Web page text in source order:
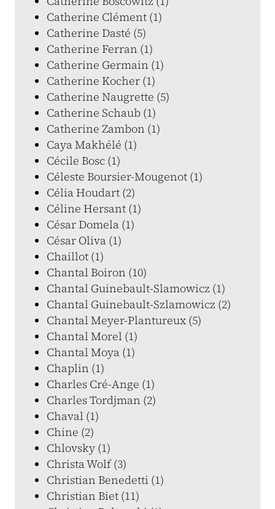
Catherine Clément (1)
Catherine Dasté (5)
Catherine Ferran (1)
Catherine Germain (1)
Catherine Kocher (1)
Catherine Naugrette (5)
Catherine Schaub (1)
Catherine Zambon (1)
Caya Makhélé (1)
Cécile Bosc (1)
Céleste Boursier-Mougenot (1)
Célia Houdart (2)
Céline Hersant (1)
César Domela (1)
César Oliva (1)
Chaillot (1)
Chantal Boiron (10)
Chantal Guinebault-Slamowicz (1)
Chantal Guinebault-Szlamowicz (2)
Chantal Meyer-Plantureux (5)
Chantal Morel (1)
Chantal Moya (1)
Chaplin (1)
Charles Cré-Ange (1)
Charles Tordjman (2)
Chaval (1)
Chine (2)
Chlovsky (1)
Christa Wolf (3)
Christian Benedetti (1)
Christian Biet (11)